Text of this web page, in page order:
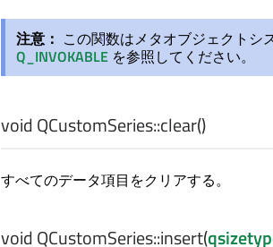
注意： この関数はメタオブジェクトシ
Q_INVOKABLE を参照してください。
voidQCustomSeries::clear()
すべてのデータ項目をクリアする。
voidQCustomSeries::insert(